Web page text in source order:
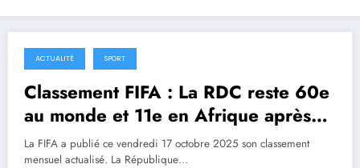
17 octobre 2025
ACTUALITÉ SPORT
Classement FIFA : La RDC reste 60e
au monde et 11e en Afrique après
deux victoires
La FIFA a publié ce vendredi 17 octobre 2025 son classement
mensuel actualisé. La République…